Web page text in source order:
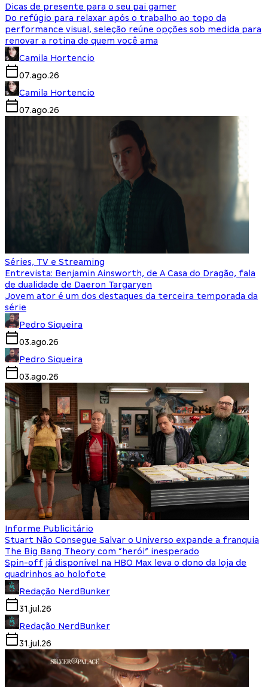
Dicas de presente para o seu pai gamer
Do refúgio para relaxar após o trabalho ao topo da
performance visual, seleção reúne opções sob medida para
renovar a rotina de quem você ama
Camila Hortencio
07.ago.26
Camila Hortencio
07.ago.26
Séries, TV e Streaming
Entrevista: Benjamin Ainsworth, de A Casa do Dragão, fala
de dualidade de Daeron Targaryen
Jovem ator é um dos destaques da terceira temporada da
série
Pedro Siqueira
03.ago.26
Pedro Siqueira
03.ago.26
Informe Publicitário
Stuart Não Consegue Salvar o Universo expande a franquia
The Big Bang Theory com “herói” inesperado
Spin-off já disponível na HBO Max leva o dono da loja de
quadrinhos ao holofote
Redação NerdBunker
31.jul.26
Redação NerdBunker
31.jul.26